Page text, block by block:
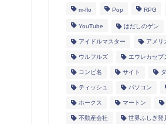
m-flo Pop RPG
YouTube はだしのゲン
アイドルマスター アメリ
ウルフルズ エウレカセブ
コンピ名 サイト
ティッシュ パソコン
ホークス マートン
不動産会社 世界ふしぎ発